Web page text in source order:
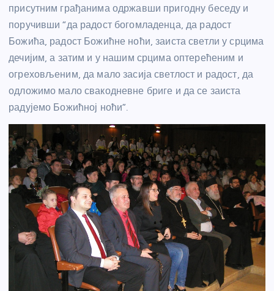
присутним грађанима одржавши пригодну беседу и
поручивши “да радост богомладенца, да радост
Божића, радост Божићне ноћи, заиста светли у срцима
дечијим, а затим и у нашим срцима оптерећеним и
огреховљеним, да мало засија светлост и радост, да
одложимо мало свакодневне бриге и да се заиста
радујемо Божићној ноћи”.